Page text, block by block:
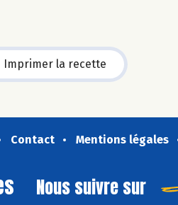
Imprimer la recette
Contact Mentions légales
Nous suivre sur